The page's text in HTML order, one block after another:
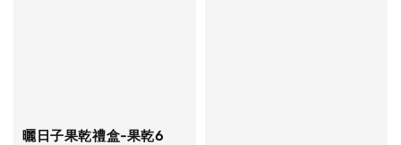
曬日子果乾禮盒-果乾6